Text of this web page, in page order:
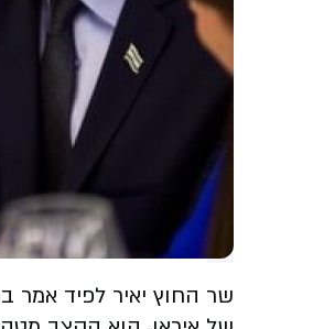
שר החוץ יאיר לפיד אמר